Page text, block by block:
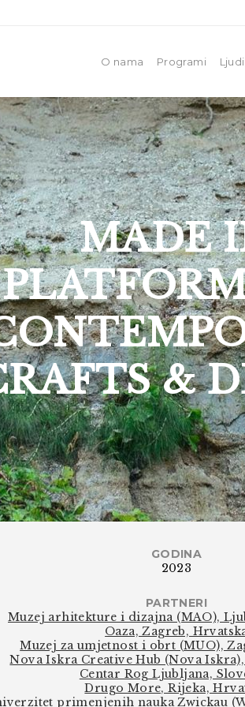
O nama Programi Ljudi
MADE
&
GODINA
2023
PARTNERI
Muzej arhitekture i dizajna (MAO),
Oaza, Zagreb,
Muzej za umjetnost i obrt (MUO),
Nova Iskra Creative Hub (Nova
Centar Rog Ljubljana,
Drugo More, Rijeka,
primenjenih nauka Zwickau